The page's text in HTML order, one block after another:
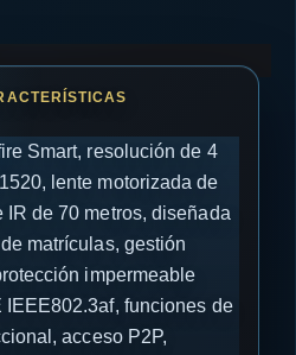
Smart, resolución de 4
lente motorizada de
IR de 70 metros, diseñada
matrículas, gestión
impermeable
IEEE802.3af, funciones de
acceso P2P,